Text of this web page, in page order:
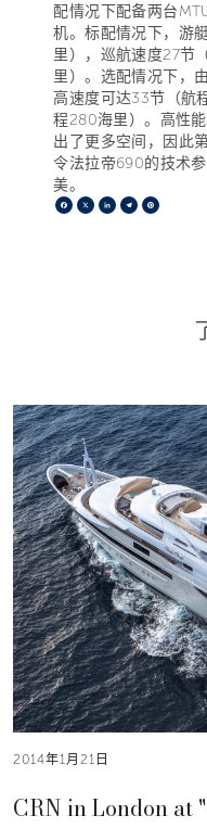
配情况下配备两台
机。标配情况下，游
里），巡航速度27节
里）。选配情况下，
高速度可达33节（航
程280海里）。高性
出了更多空间，因此
令法拉帝690的技术
美。
Facebook
X LinkedIn
Telegram
2014年1月21日
CRN in London at